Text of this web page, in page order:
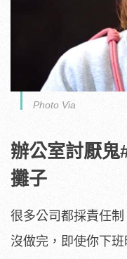
Photo Via
辦公室討厭鬼
攤子
很多公司都採責任
沒做完，即使你下